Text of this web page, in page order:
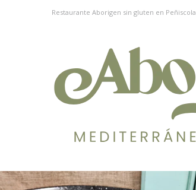
Restaurante Aborigen sin gluten en Peñiscola